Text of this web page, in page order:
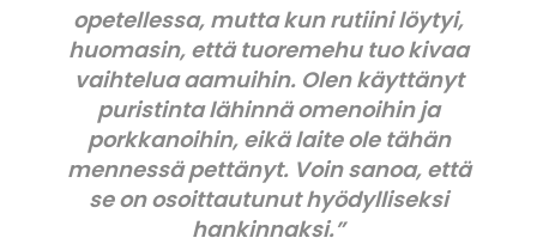
opetellessa, mutta kun rutiini löytyi,
huomasin, että tuoremehu tuo kivaa
vaihtelua aamuihin. Olen käyttänyt
puristinta lähinnä omenoihin ja
porkkanoihin, eikä laite ole tähän
mennessä pettänyt. Voin sanoa, että
se on osoittautunut hyödylliseksi
hankinnaksi.”